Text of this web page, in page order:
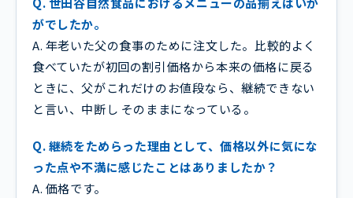
がでしたか。
A. 年老いた父の食事のために注文した。比較的よく
食べていたが初回の割引価格から本来の価格に戻る
ときに、父がこれだけのお値段なら、継続できない
と言い、中断し そのままになっている。
Q. 継続をためらった理由として、価格以外に気にな
った点や不満に感じたことはありましたか？
A. 価格です。